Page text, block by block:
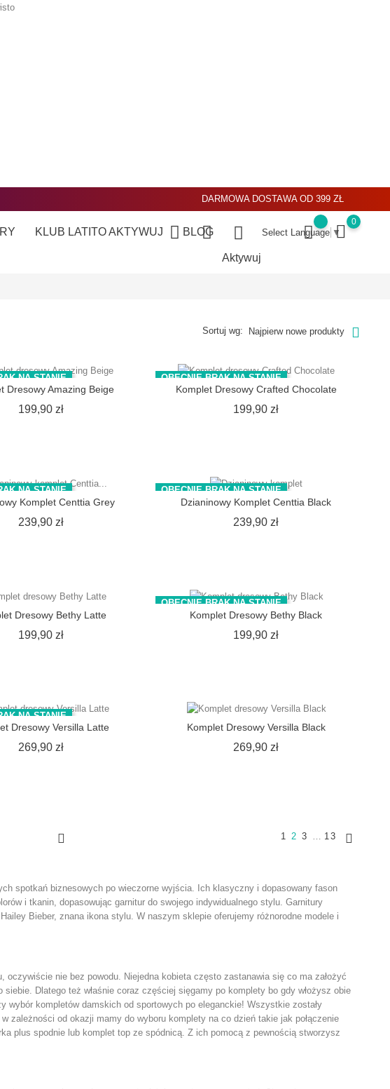
DARMOWA DOSTAWA OD 399 ZŁ
KLUB LATITOAKTYWUJ BLOG
0
Aktywuj
Select Language ▼
Sortuj wg: Najpierw nowe produkty
NA STANIE
Dresowy Amazing Beige
199,90 złCena
OBECNIE BRAK NA STANIE
Komplet Dresowy Crafted Chocolate
199,90 złCena
NA STANIE
Komplet Centtia Grey
239,90 złCena
OBECNIE BRAK NA STANIE
Dzianinowy Komplet Centtia Black
239,90 złCena
Dresowy Bethy Latte
199,90 złCena
OBECNIE BRAK NA STANIE
Komplet Dresowy Bethy Black
199,90 złCena
NA STANIE
Dresowy Versilla Latte
269,90 złCena
Komplet Dresowy Versilla Black
269,90 złCena
 1 2 3 … 13 
spotkań biznesowych po wieczorne wyjścia. Ich klasyczny i dopasowany fason
i tkanin, dopasowując garnitur do swojego indywidualnego stylu. Garnitury
Bieber, znana ikona stylu. W naszym sklepie oferujemy różnorodne modele i
nie bez powodu. Niejedna kobieta często zastanawia się co ma założyć
siebie. Dlatego też właśnie coraz częściej sięgamy po kompletybo gdy włożysz obie
kompletów damskich od sportowych po eleganckie! Wszystkie zostały
zależności od okazji mamy do wyboru komplety na co dzień takie jak połączenie
plus spodnie lub komplet top ze spódnicą. Z ich pomocą z pewnością stworzysz